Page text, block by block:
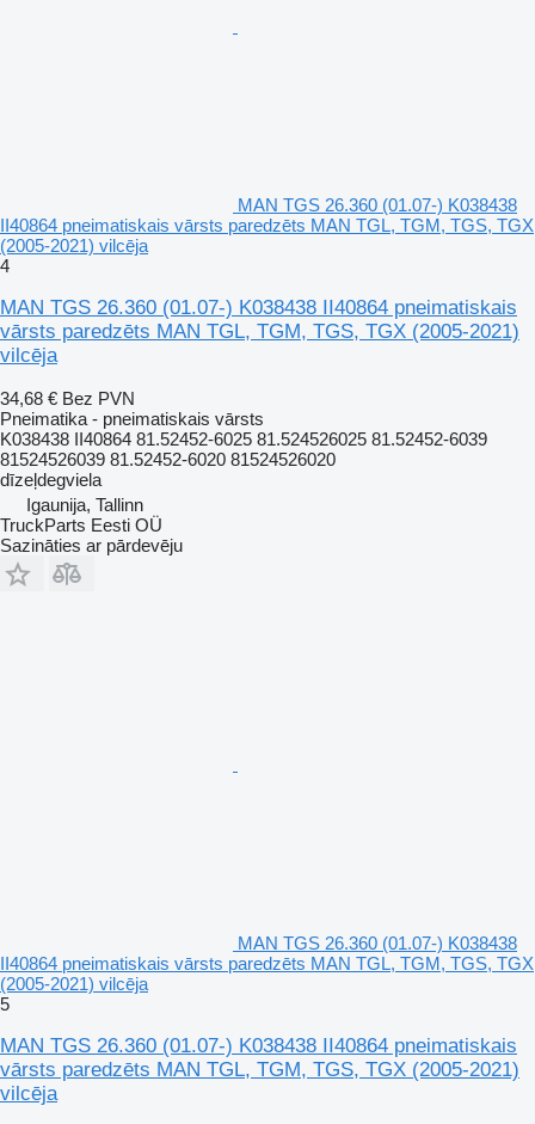
MAN TGS 26.360 (01.07-) K038438
II40864 pneimatiskais vārsts paredzēts MAN TGL, TGM, TGS, TGX
(2005-2021) vilcēja
4
MAN TGS 26.360 (01.07-) K038438 II40864 pneimatiskais
vārsts paredzēts MAN TGL, TGM, TGS, TGX (2005-2021)
vilcēja
34,68 € Bez PVN
Pneimatika - pneimatiskais vārsts
K038438 II40864 81.52452-6025 81.524526025 81.52452-6039
81524526039 81.52452-6020 81524526020
dīzeļdegviela
Igaunija, Tallinn
TruckParts Eesti OÜ
Sazināties ar pārdevēju
MAN TGS 26.360 (01.07-) K038438
II40864 pneimatiskais vārsts paredzēts MAN TGL, TGM, TGS, TGX
(2005-2021) vilcēja
5
MAN TGS 26.360 (01.07-) K038438 II40864 pneimatiskais
vārsts paredzēts MAN TGL, TGM, TGS, TGX (2005-2021)
vilcēja